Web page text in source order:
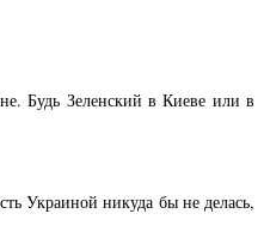
Будь Зеленский в Киеве или в
Украиной никуда бы не делась,